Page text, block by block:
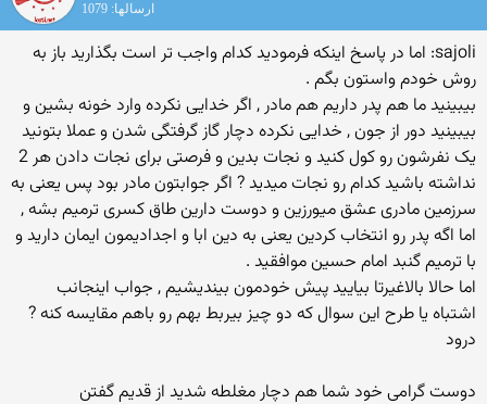
ارسالها: 1079
sajoli: اما در پاسخ اینکه فرمودید کدام واجب تر است بگذارید باز به
روش خودم واستون بگم .
بیبینید ما هم پدر داریم هم مادر , اگر خدایی نکرده وارد خونه بشین و
بیبینید دور از جون , خدایی نکرده دچار گاز گرفتگی شدن و عملا بتونید
یک نفرشون رو کول کنید و نجات بدین و فرصتی برای نجات دادن هر 2
نداشته باشید کدام رو نجات میدید ? اگر جوابتون مادر بود پس یعنی به
سرزمین مادری عشق میورزین و دوست دارین طاق کسری ترمیم بشه ,
اما اگه پدر رو انتخاب کردین یعنی به دین ابا و اجدادیمون ایمان دارید و
با ترمیم گنبد امام حسین موافقید .
اما حالا بالاغیرتا بیایید پیش خودمون بیندیشیم , جواب اینجانب
اشتباه یا طرح این سوال که دو چیز بیربط بهم رو باهم مقایسه کنه ?
درود
دوست گرامی خود شما هم دچار مغلطه شدید از قدیم گفتن